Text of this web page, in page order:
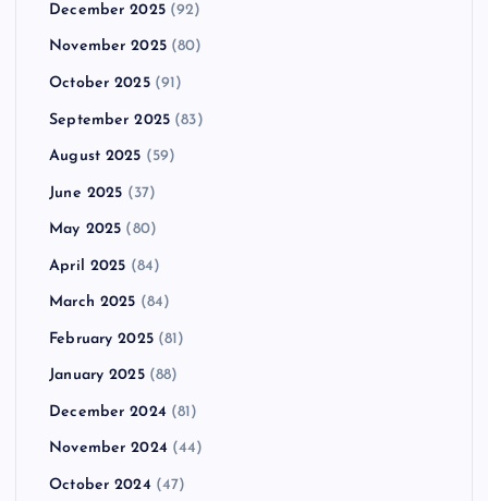
December 2025(92)
November 2025(80)
October 2025(91)
September 2025 (83)
August 2025 (59)
June 2025 (37)
May 2025 (80)
April 2025 (84)
March 2025 (84)
February 2025(81)
January 2025(88)
December 2024 (81)
November 2024 (44)
October 2024 (47)